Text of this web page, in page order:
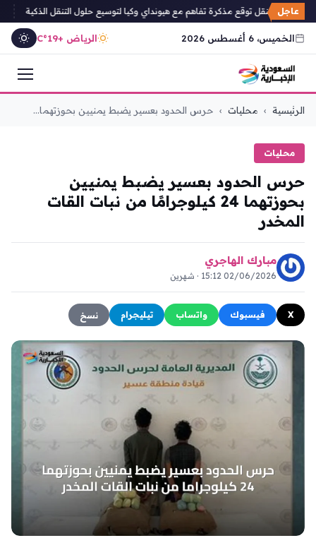
عاجل
العامة للنقل توقع مذكرة تفاهم مع هيونداي وكيا لتوسيع حلول التنقل الذكية
الخميس، 6 أغسطس 2026 الرياض +19°C
التجاوز
الرئيسية › محليات › حرس الحدود بعسير يضبط يمنيين بحوزتهما...
محليات
حرس الحدود بعسير يضبط يمنيين
بحوزتهما 24 كيلوجرامًا من نبات القات
المخدر
مبارك الهاجري
02/06/2026 15:12 · شهرين
X فيسبوك واتساب تيليجرام نسخ